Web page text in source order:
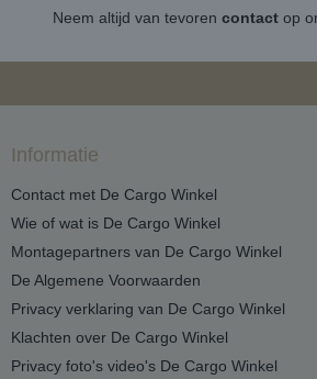
Neem altijd van tevoren contactop
Informatie
Contact met De Cargo Winkel
Wie of wat is De Cargo Winkel
Montagepartners van De Cargo Winkel
De Algemene Voorwaarden
Privacy verklaring van De Cargo Winkel
Klachten over De Cargo Winkel
Privacy foto's video's De Cargo Winkel